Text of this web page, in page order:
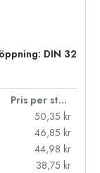
DIN 32
Pris per styck
50,35 kr
46,85 kr
44,98 kr
38,75 kr